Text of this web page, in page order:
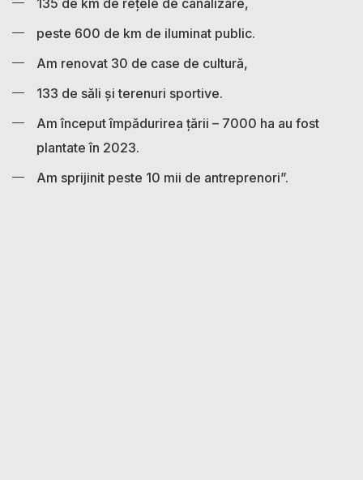
peste 600 de km de iluminat public.
Am renovat 30 de case de cultură,
133 de săli și terenuri sportive.
Am început împădurirea țării – 7000 ha au fost
plantate în 2023.
Am sprijinit peste 10 mii de antreprenori”.